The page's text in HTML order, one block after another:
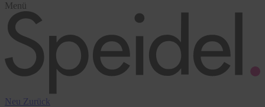
Menü
Neu Zurück